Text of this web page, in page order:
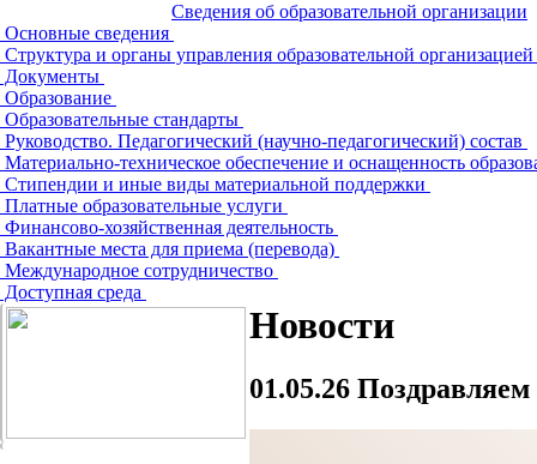
Сведения об образовательной организации
Основные сведения
Структура и органы управления образовательной организацией
Документы
Образование
Образовательные стандарты
Руководство. Педагогический (научно-педагогический) состав
Материально-техническое обеспечение и оснащенность
Стипендии и иные виды материальной поддержки
Платные образовательные услуги
Финансово-хозяйственная деятельность
Вакантные места для приема (перевода)
Международное сотрудничество
Доступная среда
Новости
01.05.26 Поздравляем